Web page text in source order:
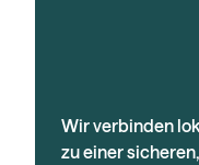
Wir verbinden
zu einer